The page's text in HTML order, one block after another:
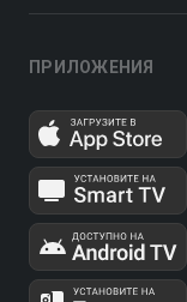
ПРИЛОЖЕНИЯ